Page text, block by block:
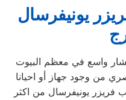
يونيفرسال
واسع في معظم البيوت
من وجود جهاز أو احيانا
فريزر يونيفرسال من اكثر